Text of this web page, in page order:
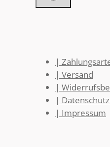
|
| Versand
|
|
| Impressum